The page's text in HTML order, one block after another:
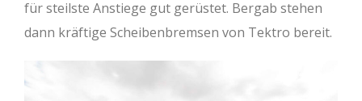
für steilste Anstiege gut gerüstet. Bergab stehen
dann kräftige Scheibenbremsen von Tektro bereit.